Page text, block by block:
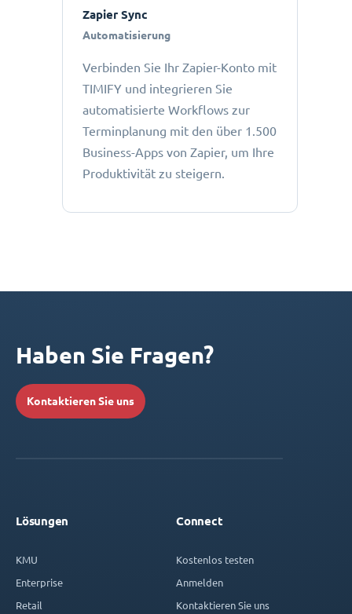
Zapier Sync
Automatisierung
Verbinden Sie Ihr Zapier-Konto mit
TIMIFY und integrieren Sie
automatisierte Workflows zur
Terminplanung mit den über 1.500
Business-Apps von Zapier, um Ihre
Produktivität zu steigern.
Haben Sie Fragen?
Kontaktieren Sie uns
Lösungen
KMU
Enterprise
Retail
Connect
Kostenlos testen
Anmelden
Kontaktieren Sie uns